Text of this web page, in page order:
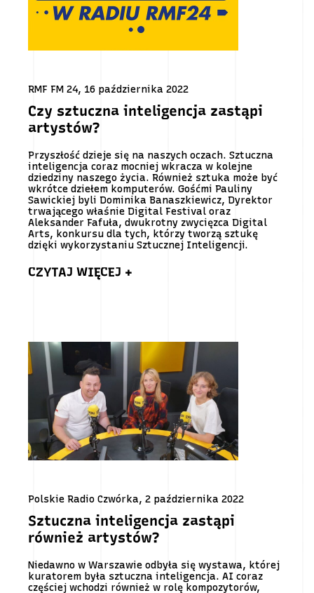
RMF FM 24, 16 października 2022
Czy sztuczna inteligencja zastąpi
artystów?
Przyszłość dzieje się na naszych oczach. Sztuczna
inteligencja coraz mocniej wkracza w kolejne
dziedziny naszego życia. Również sztuka może być
wkrótce dziełem komputerów. Gośćmi Pauliny
Sawickiej byli Dominika Banaszkiewicz, Dyrektor
trwającego właśnie Digital Festival oraz
Aleksander Fafuła, dwukrotny zwycięzca Digital
Arts, konkursu dla tych, którzy tworzą sztukę
dzięki wykorzystaniu Sztucznej Inteligencji.
CZYTAJ WIĘCEJ +
Polskie Radio Czwórka, 2 października 2022
Sztuczna inteligencja zastąpi
również artystów?
Niedawno w Warszawie odbyła się wystawa, której
kuratorem była sztuczna inteligencja. AI coraz
częściej wchodzi również w rolę kompozytorów,